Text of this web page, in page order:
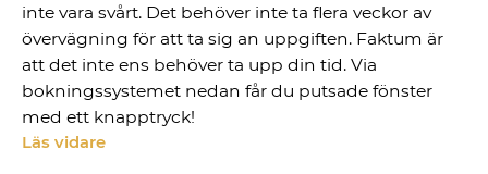
inte vara svårt. Det behöver inte ta flera veckor av
övervägning för att ta sig an uppgiften. Faktum är
att det inte ens behöver ta upp din tid. Via
bokningssystemet nedan får du putsade fönster
med ett knapptryck!
Läs vidare